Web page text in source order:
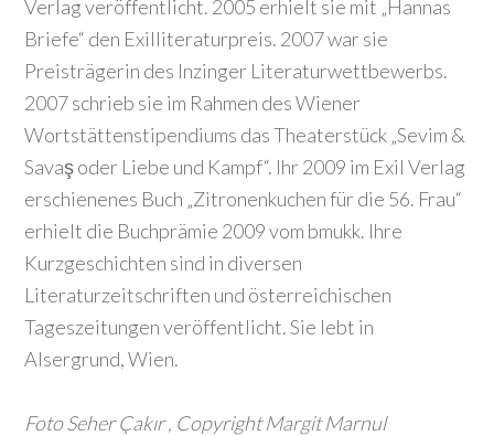
Verlag veröffentlicht. 2005 erhielt sie mit „Hannas
Briefe“ den Exilliteraturpreis. 2007 war sie
Preisträgerin des Inzinger Literaturwettbewerbs.
2007 schrieb sie im Rahmen des Wiener
Wortstättenstipendiums das Theaterstück „Sevim &
Savaş oder Liebe und Kampf“. Ihr 2009 im Exil Verlag
erschienenes Buch „Zitronenkuchen für die 56. Frau“
erhielt die Buchprämie 2009 vom bmukk. Ihre
Kurzgeschichten sind in diversen
Literaturzeitschriften und österreichischen
Tageszeitungen veröffentlicht. Sie lebt in
Alsergrund, Wien.
Foto Seher Çakır , Copyright Margit Marnul